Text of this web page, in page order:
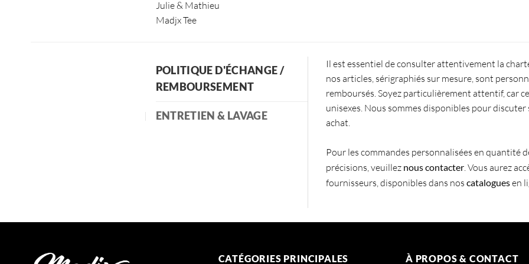
Julie & Mathieu
Madjx Tee
POLITIQUE D'ÉCHANGE /
REMBOURSEMENT
ENTRETIEN & LAVAGE
Il est essentiel de consulter attentivement la
nos articles, sérigraphiés sur mesure, sont
remboursés. Soyez particulièrement attentif, car
unisexes. Nous sommes disponibles pour
achat.
Pour les commandes personnalisées en quantité
précisions, veuillez nous contacter. Vous aurez
fournisseurs, disponibles dans nos cataloguesen
CATÉGORIES PRINCIPALES À PROPOS & CONTACT